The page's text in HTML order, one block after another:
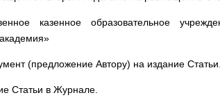
казенное образовательное
(предложение Автору) на издание Статьи.
Статьи в Журнале.